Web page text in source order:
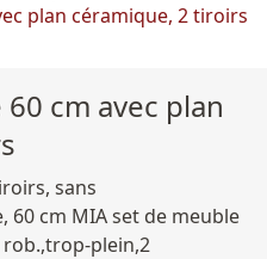
plan céramique, 2 tiroirs
cm avec plan
sans
cm MIA set de meuble
plein,2